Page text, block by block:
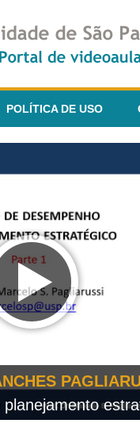
POLÍTICA DE USO